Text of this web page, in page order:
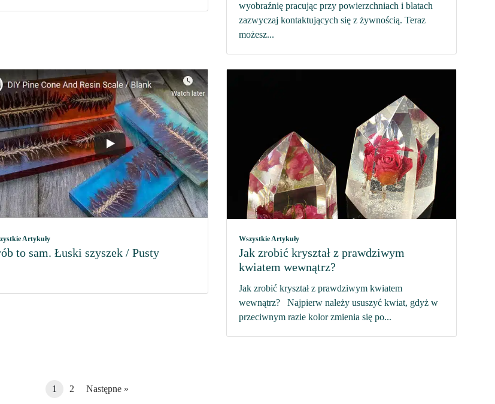
wyobraźnię pracując przy powierzchniach i blatach
zazwyczaj kontaktujących się z żywnością. Teraz
możesz...
Artykuły
to sam. Łuski szyszek / Pusty
Wszystkie Artykuły
Jak zrobić kryształ z prawdziwym
kwiatem wewnątrz?
Jak zrobić kryształ z prawdziwym kwiatem
wewnątrz? Najpierw należy ususzyć kwiat, gdyż w
przeciwnym razie kolor zmienia się po...
1 2 Następne »